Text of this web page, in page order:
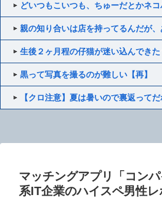
どいつもこいつも、ちゅーだとかネ
親の知り合いは店を持ってるんだが
生後２ヶ月程の仔猫が迷い込んできた
黒って写真を撮るのが難しい【再】
【クロ注意】夏は暑いので裏返って
マッチングアプリ「コン
系IT企業のハイスペ男性レ